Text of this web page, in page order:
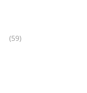
(59)